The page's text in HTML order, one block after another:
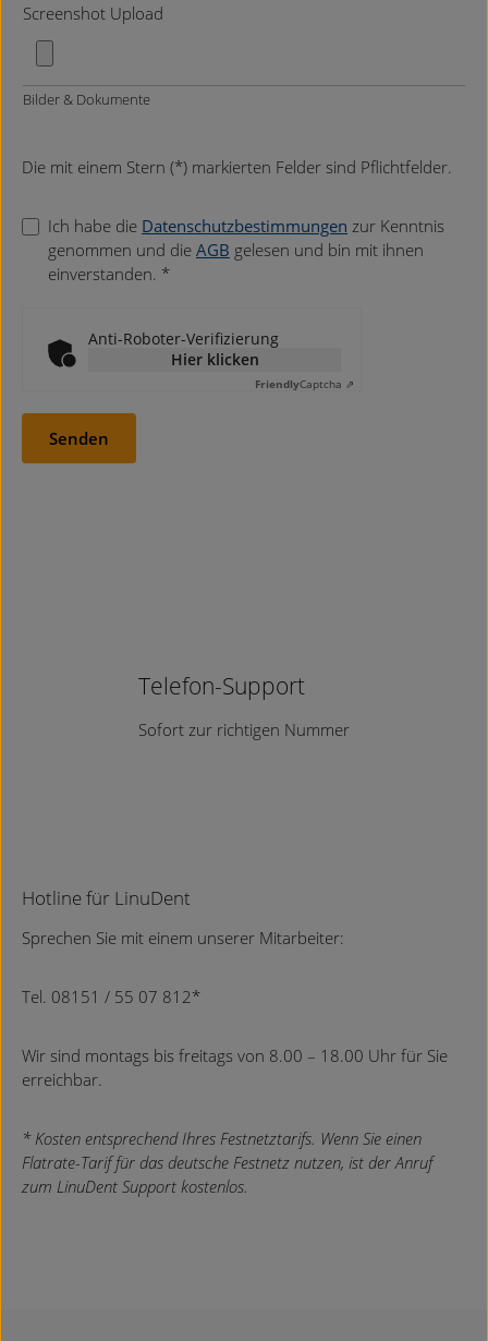
Screenshot Upload
Bilder & Dokumente
Die mit einem Stern (*) markierten Felder sind Pflichtfelder.
Ich habe die Datenschutzbestimmungen zur Kenntnis
genommen und die AGB gelesen und bin mit ihnen
einverstanden. *
Anti-Roboter-Verifizierung
Hier klicken
FriendlyCaptcha ⇗
Senden
Telefon-Support
Sofort zur richtigen Nummer
Hotline für LinuDent
Sprechen Sie mit einem unserer Mitarbeiter:
Tel. 08151 / 55 07 812*
Wir sind montags bis freitags von 8.00 – 18.00 Uhr für Sie
erreichbar.
* Kosten entsprechend Ihres Festnetztarifs. Wenn Sie einen
Flatrate-Tarif für das deutsche Festnetz nutzen, ist der Anruf
zum LinuDent Support kostenlos.